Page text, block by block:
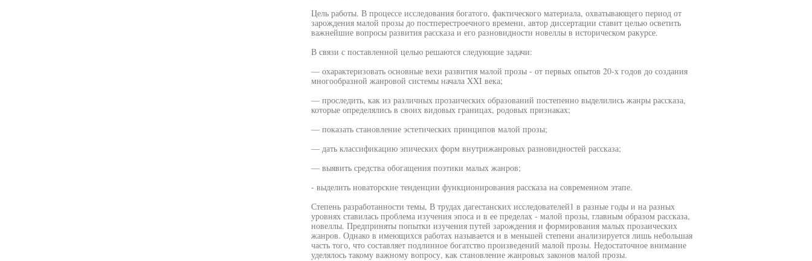
Цель работы. В процессе исследования богатого, фактического материала, охватывающего период от
зарождения малой прозы до постперестроечного времени, автор диссертации ставит целью осветить
важнейшие вопросы развития рассказа и его разновидности новеллы в историческом ракурсе.
В связи с поставленной целью решаются следующие задачи:
— охарактеризовать основные вехи развития малой прозы - от первых опытов 20-х годов до создания
многообразной жанровой системы начала XXI века;
— проследить, как из различных прозаических образований постепенно выделились жанры рассказа,
которые определялись в своих видовых границах, родовых признаках;
— показать становление эстетических принципов малой прозы;
— дать классификацию эпических форм внутрижанровых разновидностей рассказа;
— выявить средства обогащения поэтики малых жанров;
- выделить новаторские тенденции функционирования рассказа на современном этапе.
Степень разработанности темы, В трудах дагестанских исследователей1 в разные годы и на разных
уровнях ставилась проблема изучения эпоса и в ее пределах - малой прозы, главным образом рассказа,
новеллы. Предприняты попытки изучения путей зарождения и формирования малых прозаических
жанров. Однако в имеющихся работах называется и в меньшей степени анализируется лишь небольшая
часть того, что составляет подлинное богатство произведений малой прозы. Недостаточное внимание
уделялось такому важному вопросу, как становление жанровых законов малой прозы.